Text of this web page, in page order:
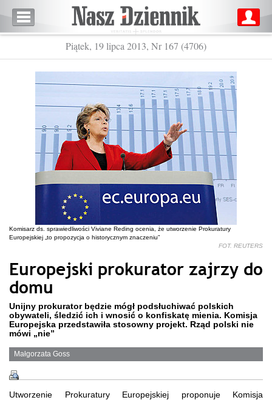
Piątek, 19 lipca 2013, Nr 167 (4706)
Komisarz ds. sprawiedliwości Viviane Reding ocenia, że utworzenie Prokuratury
Europejskiej „to propozycja o historycznym znaczeniu”
FOT. REUTERS
Europejski prokurator zajrzy do
domu
Unijny prokurator będzie mógł podsłuchiwać polskich
obywateli, śledzić ich i wnosić o konfiskatę mienia. Komisja
Europejska przedstawiła stosowny projekt. Rząd polski nie
mówi „nie”
Małgorzata Goss
Utworzenie Prokuratury Europejskiej proponuje Komisja